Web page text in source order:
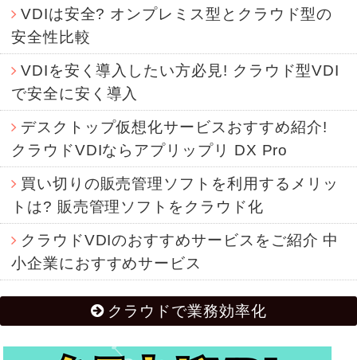
VDIは安全? オンプレミス型とクラウド型の
安全性比較
VDIを安く導入したい方必見! クラウド型VDI
で安全に安く導入
デスクトップ仮想化サービスおすすめ紹介!
クラウドVDIならアプリップリ DX Pro
買い切りの販売管理ソフトを利用するメリッ
トは? 販売管理ソフトをクラウド化
クラウドVDIのおすすめサービスをご紹介 中
小企業におすすめサービス
クラウドで業務効率化